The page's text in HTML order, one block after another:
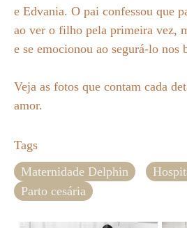
e Edvania. O pai confessou que
ao ver o filho pela primeira vez,
e se emocionou ao segurá-lo nos
Veja as fotos que contam cada
amor.
Tags
Maternidade Delphin
Parto cesária